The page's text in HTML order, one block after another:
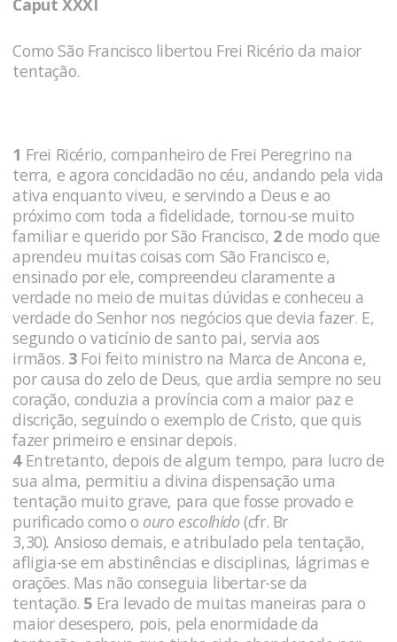
Caput XXXI
Como São Francisco libertou Frei Ricério da maior
tentação.
1 Frei Ricério, companheiro de Frei Peregrino na
terra, e agora concidadão no céu, andando pela vida
ativa enquanto viveu, e servindo a Deus e ao
próximo com toda a fidelidade, tornou-se muito
familiar e querido por São Francisco, 2de modo que
aprendeu muitas coisas com São Francisco e,
ensinado por ele, compreendeu claramente a
verdade no meio de muitas dúvidas e conheceu a
verdade do Senhor nos negócios que devia fazer. E,
segundo o vaticínio de santo pai, servia aos
irmãos. 3Foi feito ministro na Marca de Ancona e,
por causa do zelo de Deus, que ardia sempre no seu
coração, conduzia a província com a maior paz e
discrição, seguindo o exemplo de Cristo, que quis
fazer primeiro e ensinar depois.
4Entretanto, depois de algum tempo, para lucro de
sua alma, permitiu a divina dispensação uma
tentação muito grave, para que fosse provado e
purificado como o ouro escolhido (cfr. Br
3,30). Ansioso demais, e atribulado pela tentação,
afligia-se em abstinências e disciplinas, lágrimas e
orações. Mas não conseguia libertar-se da
tentação. 5 Era levado de muitas maneiras para o
maior desespero, pois, pela enormidade da